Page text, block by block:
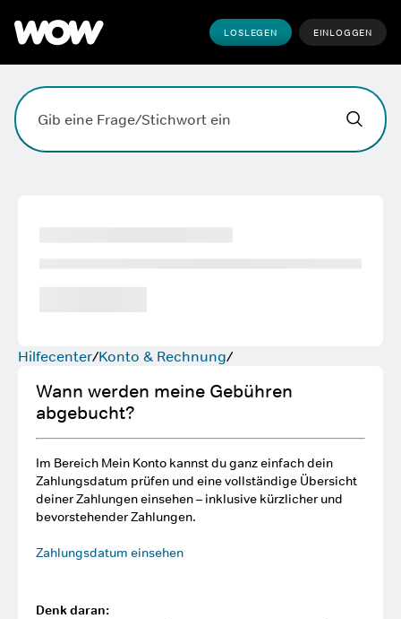
LOSLEGEN EINLOGGEN
Hallo, wobei
Hilfecenter Konto & Rechnung
Wann werden meine Gebühren
abgebucht?
Im Bereich Mein Konto kannst du ganz einfach dein
Zahlungsdatum prüfen und eine vollständige Übersicht
deiner Zahlungen einsehen – inklusive kürzlicher und
bevorstehender Zahlungen.
Zahlungsdatum einsehen
Denk daran: